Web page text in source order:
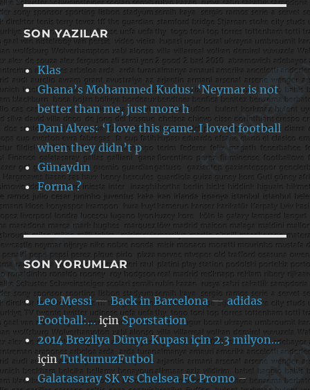
SON YAZILAR
Klas
Ghana’s Mohammed Kudus: ‘Neymar is not
better than me, just more h
Dani Alves: ‘I love this game. I loved football
when they didn’t p
Günaydın
Forma ?
SON YORUMLAR
Leo Messi — Back in Barcelona — adidas
Football:… içinSporstation
2014 Brezilya Dünya Kupası için 2.3 milyon…
içinTutkumuzFutbol
Galatasaray SK vs Chelsea FC Promo –